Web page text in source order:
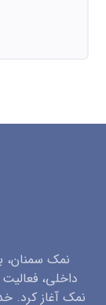
نمک
داخلی،
نمک آغاز کرد.